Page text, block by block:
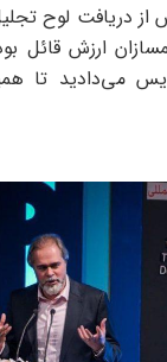
از دریافت لوح
ارزش قائل
می‌دادید تا